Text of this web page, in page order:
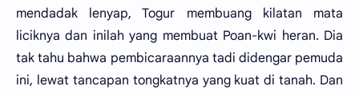
mendadak lenyap, Togur membuang kilatan mata
liciknya dan inilah yang membuat Poan-kwi heran. Dia
tak tahu bahwa pembicaraannya tadi didengar pemuda
ini, lewat tancapan tongkatnya yang kuat di tanah. Dan